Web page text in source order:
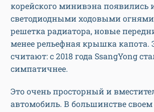
корейского минивэна появились
светодиодными ходовыми
решетка радиатора, новые
менее рельефная крышка капота.
считают: с 2018 года SsangYong
симпатичнее.
Это очень просторный и
автомобиль. В большинстве